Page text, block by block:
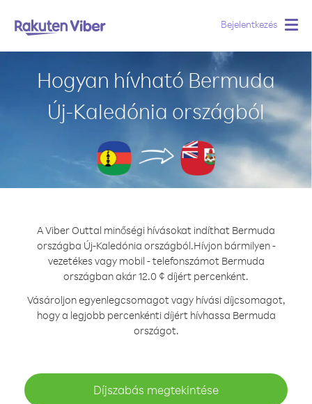
Bejelentkezés
Hogyan hívható Bermuda
Új-Kaledónia országból
A Viber Outtal minőségi hívásokat indíthat Bermuda
országba Új-Kaledónia országból.Hívjon bármilyen -
vezetékes vagy mobil - telefonszámot Bermuda
országban akár 12.0 ¢ díjért percenként.
Vásároljon egyenlegcsomagot vagy hívási díjcsomagot,
hogy a legjobb percenkénti díjért hívhassa Bermuda
országot.
Díjszabás megtekintése